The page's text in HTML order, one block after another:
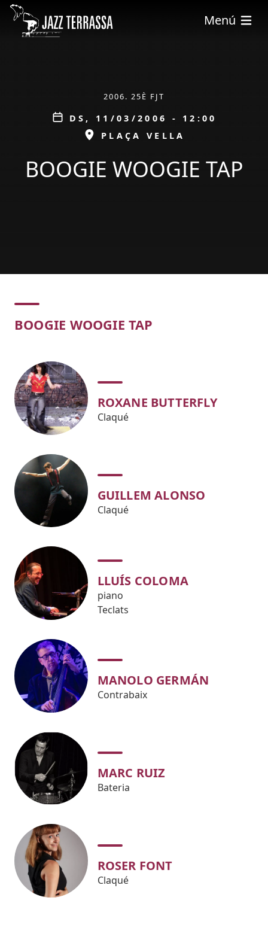
Vés al contingut
Menú
2006. 25È FJT
Data
DS, 11/03/2006 - 12:00
ESPAI
PLAÇA VELLA
BOOGIE WOOGIE TAP
Concert
BOOGIE WOOGIE TAP
ROXANE BUTTERFLY
Claqué
GUILLEM ALONSO
Claqué
LLUÍS COLOMA
piano
Teclats
MANOLO GERMÁN
Contrabaix
MARC RUIZ
Bateria
ROSER FONT
Claqué